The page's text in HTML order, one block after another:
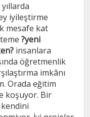
iyileştirme
mesafe kat
?yeni
insanlara
öğretmenlik
imkânı
Orada eğitim
koşuyor. Bir